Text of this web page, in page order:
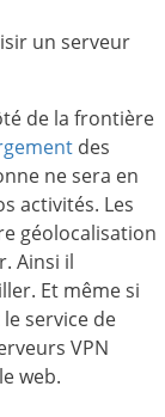
un serveur
de la frontière
des
ne sera en
activités. Les
géolocalisation
Ainsi il
Et même si
service de
VPN
web.